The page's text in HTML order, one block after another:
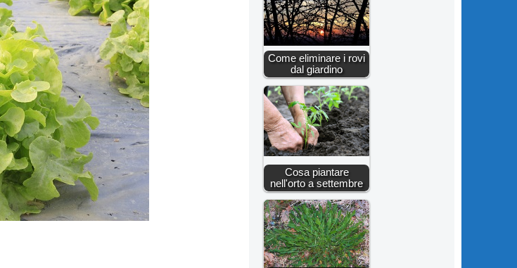
Come eliminare i rovi
dal giardino
Cosa piantare
nell'orto a settembre